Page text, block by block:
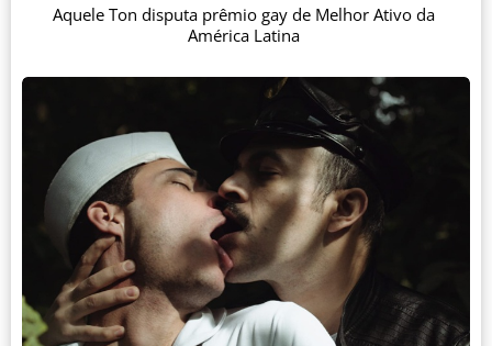
Aquele Ton disputa prêmio gay de Melhor Ativo da
América Latina